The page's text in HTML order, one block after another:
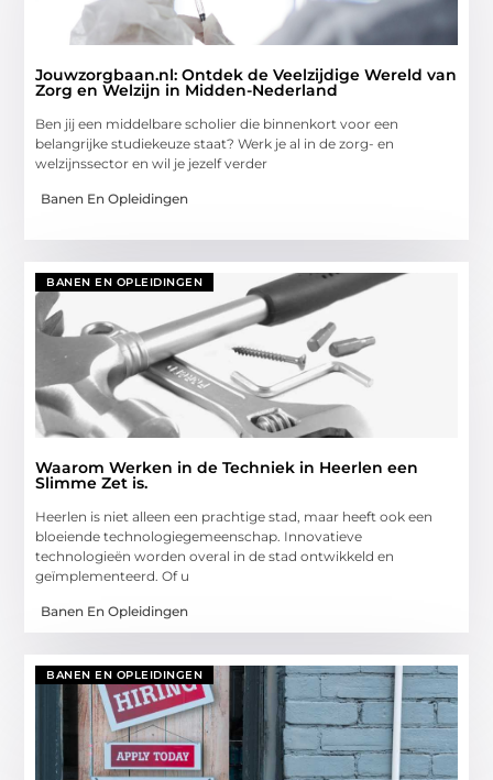
Jouwzorgbaan.nl: Ontdek de Veelzijdige Wereld van
Zorg en Welzijn in Midden-Nederland
Ben jij een middelbare scholier die binnenkort voor een
belangrijke studiekeuze staat? Werk je al in de zorg- en
welzijnssector en wil je jezelf verder
Banen En Opleidingen
BANEN EN OPLEIDINGEN
Waarom Werken in de Techniek in Heerlen een
Slimme Zet is.
Heerlen is niet alleen een prachtige stad, maar heeft ook een
bloeiende technologiegemeenschap. Innovatieve
technologieën worden overal in de stad ontwikkeld en
geïmplementeerd. Of u
Banen En Opleidingen
BANEN EN OPLEIDINGEN